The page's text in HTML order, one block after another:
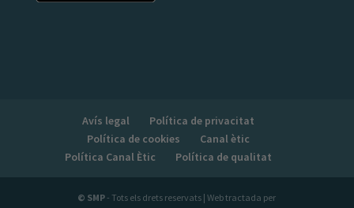
Avís legal
Política de privacitat
Política de cookies
Canal ètic
Política Canal Ètic
Política de qualitat
© SMP- Tots els drets reservats | Web tractada per